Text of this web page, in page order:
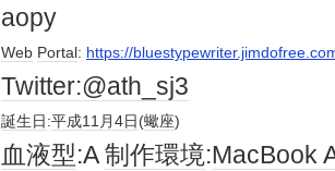
aopy
Web Portal: https://
Twitter:@ath_sj3
誕生日:平成11月4日(蠍座)
血液型:A制作環境:MacBook